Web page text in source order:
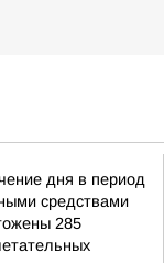
дня в период
средствами
285